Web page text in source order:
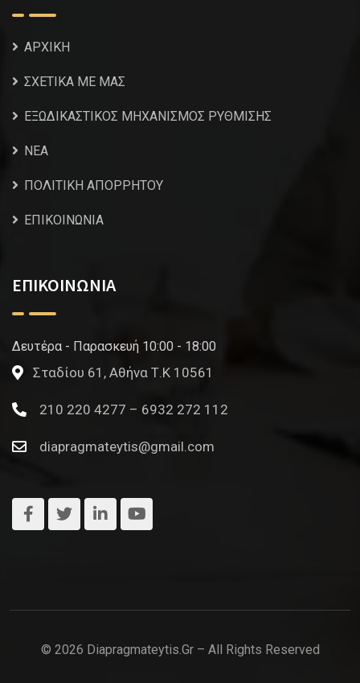
ΑΡΧΙΚΗ
ΣΧΕΤΙΚΑ ΜΕ ΜΑΣ
ΕΞΩΔΙΚΑΣΤΙΚΟΣ ΜΗΧΑΝΙΣΜΟΣ ΡΥΘΜΙΣΗΣ
NEA
ΠΟΛΙΤΙΚΗ ΑΠΟΡΡΗΤΟΥ
ΕΠΙΚΟΙΝΩΝΙΑ
ΕΠΙΚΟΙΝΩΝΙΑ
Δευτέρα - Παρασκευή 10:00 - 18:00
Σταδίου 61, Αθήνα Τ.Κ 10561
210 220 4277 – 6932 272 112
diapragmateytis@gmail.com
© 2026 Diapragmateytis.gr – All Rights Reserved